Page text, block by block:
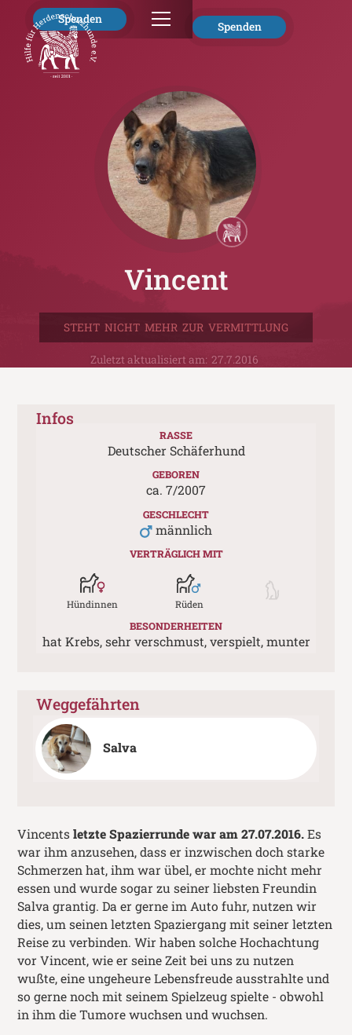
Spenden
Spenden
Vincent
STEHT NICHT MEHR ZUR VERMITTLUNG
Zuletzt aktualisiert am: 27.7.2016
Vincentsletzte Spazierrunde war am 27.07.2016. Es
war ihm anzusehen, dass er inzwischen doch starke
Schmerzen hat, ihm war übel, er mochte nicht mehr
essen und wurde sogar zu seiner liebsten Freundin
Salva grantig. Da er gerne im Auto fuhr, nutzen wir
dies, um seinen letzten Spaziergang mit seiner letzten
Reise zu verbinden. Wir haben solche Hochachtung
vor Vincent, wie er seine Zeit bei uns zu nutzen
wußte, eine ungeheure Lebensfreude ausstrahlte und
so gerne noch mit seinem Spielzeug spielte - obwohl
in ihm die Tumore wuchsen und wuchsen.
Infos
RASSE
Deutscher Schäferhund
GEBOREN
ca. 7/2007
GESCHLECHT
männlich
VERTRÄGLICH MIT
Hündinnen Rüden
BESONDERHEITEN
hat Krebs, sehr verschmust, verspielt, munter
Weggefährten
Salva